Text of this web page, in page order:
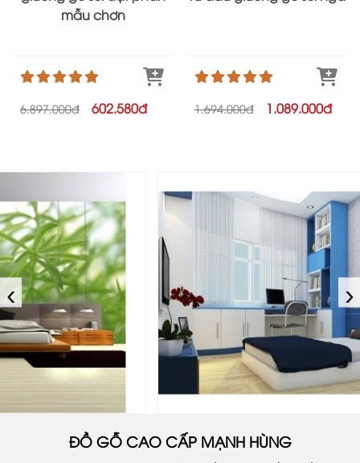
mẫu chơn
6.897.000đ 602.580đ 1.694.000đ 1.089.000đ
‹ ›
ĐỒ GỖ CAO CẤP MẠNH HÙNG